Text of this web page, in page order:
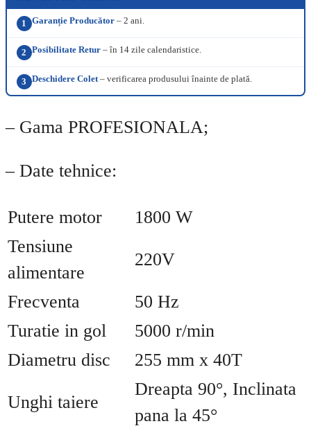
1 Garanție Producător– 2 ani.
2 Posibilitate Retur– în 14 zile calendaristice.
3 Deschidere Colet– verificarea produsului înainte de plată.
– Gama PROFESIONALA;
– Date tehnice:
Putere motor
1800 W
Tensiune
alimentare
220V
Frecventa
50 Hz
Turatie in gol
5000 r/min
Diametru disc
255 mm x 40T
Unghi taiere
Dreapta 90°, Inclinata
pana la 45°